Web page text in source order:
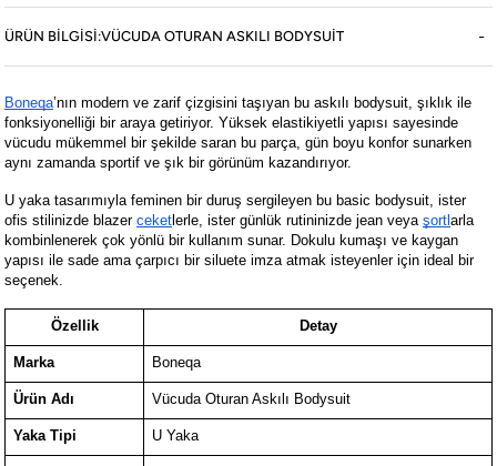
ÜRÜN BILGISI:VÜCUDA OTURAN ASKILI BODYSUIT
Boneqa’nın modern ve zarif çizgisini taşıyan bu askılı bodysuit, şıklık ile
fonksiyonelliği bir araya getiriyor. Yüksek elastikiyetli yapısı sayesinde
vücudu mükemmel bir şekilde saran bu parça, gün boyu konfor sunarken
aynı zamanda sportif ve şık bir görünüm kazandırıyor.
U yaka tasarımıyla feminen bir duruş sergileyen bu basic bodysuit, ister
ofis stilinizde blazer ceket lerle, ister günlük rutininizde jean veya şortl arla
kombinlenerek çok yönlü bir kullanım sunar. Dokulu kumaşı ve kaygan
yapısı ile sade ama çarpıcı bir siluete imza atmak isteyenler için ideal bir
seçenek.
Özellik Detay
Marka Boneqa
Ürün Adı Vücuda Oturan Askılı Bodysuit
Yaka Tipi U Yaka
Boneqa